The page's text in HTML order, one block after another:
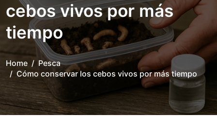
cebos vivos por más
tiempo
Home
Pesca
Cómo conservar los cebos vivos por más tiempo